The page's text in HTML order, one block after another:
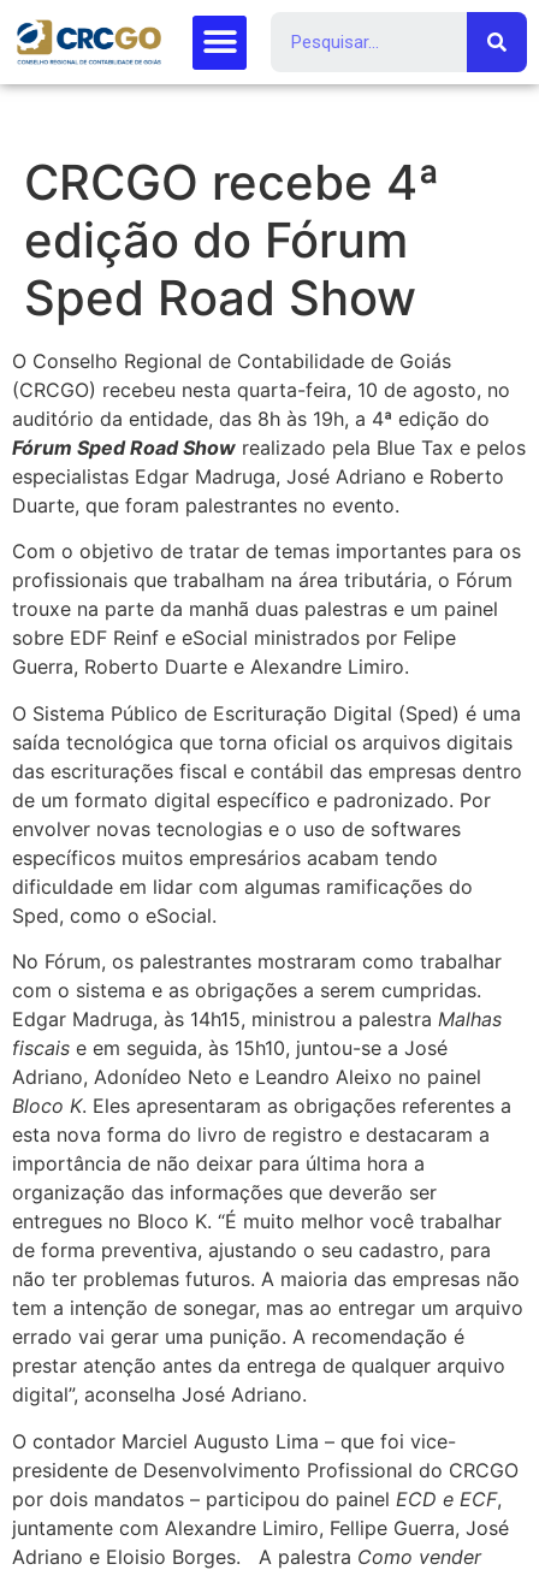
CRCGO recebe 4ª
edição do Fórum
Sped Road Show
O Conselho Regional de Contabilidade de Goiás
(CRCGO) recebeu nesta quarta-feira, 10 de agosto, no
auditório da entidade, das 8h às 19h, a 4ª edição do
Fórum Sped Road Show realizado pela Blue Tax e pelos
especialistas Edgar Madruga, José Adriano e Roberto
Duarte, que foram palestrantes no evento.
Com o objetivo de tratar de temas importantes para os
profissionais que trabalham na área tributária, o Fórum
trouxe na parte da manhã duas palestras e um painel
sobre EDF Reinf e eSocial ministrados por Felipe
Guerra, Roberto Duarte e Alexandre Limiro.
O Sistema Público de Escrituração Digital (Sped) é uma
saída tecnológica que torna oficial os arquivos digitais
das escriturações fiscal e contábil das empresas dentro
de um formato digital específico e padronizado. Por
envolver novas tecnologias e o uso de softwares
específicos muitos empresários acabam tendo
dificuldade em lidar com algumas ramificações do
Sped, como o eSocial.
No Fórum, os palestrantes mostraram como trabalhar
com o sistema e as obrigações a serem cumpridas.
Edgar Madruga, às 14h15, ministrou a palestra Malhas
fiscais e em seguida, às 15h10, juntou-se a José
Adriano, Adonídeo Neto e Leandro Aleixo no painel
Bloco K. Eles apresentaram as obrigações referentes a
esta nova forma do livro de registro e destacaram a
importância de não deixar para última hora a
organização das informações que deverão ser
entregues no Bloco K. “É muito melhor você trabalhar
de forma preventiva, ajustando o seu cadastro, para
não ter problemas futuros. A maioria das empresas não
tem a intenção de sonegar, mas ao entregar um arquivo
errado vai gerar uma punição. A recomendação é
prestar atenção antes da entrega de qualquer arquivo
digital”, aconselha José Adriano.
O contador Marciel Augusto Lima – que foi vice-
presidente de Desenvolvimento Profissional do CRCGO
por dois mandatos – participou do painel ECD e ECF,
juntamente com Alexandre Limiro, Fellipe Guerra, José
Adriano e Eloisio Borges. A palestra Como vender